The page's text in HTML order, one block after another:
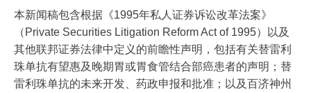
本新闻稿包含根据《1995年私人证券诉讼改革法案》
（Private Securities Litigation Reform Act of 1995）以及
其他联邦证券法律中定义的前瞻性声明，包括有关替雷利
珠单抗有望惠及晚期胃或胃食管结合部癌患者的声明；替
雷利珠单抗的未来开发、药政申报和批准；以及百济神州